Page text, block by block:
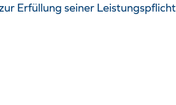
Erfüllung seiner